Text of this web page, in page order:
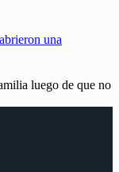
una
luego de que no